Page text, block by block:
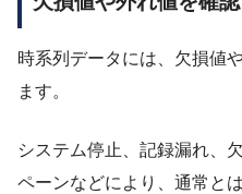
時系列データには、欠損値
ます。
システム停止、記録漏れ、
ペーンなどにより、通常と